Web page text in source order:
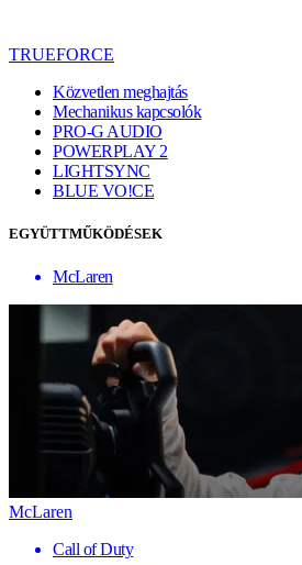
TRUEFORCE
Közvetlen meghajtás
Mechanikus kapcsolók
PRO-G AUDIO
POWERPLAY 2
LIGHTSYNC
BLUE VO!CE
EGYÜTTMŰKÖDÉSEK
McLaren
McLaren
Call of Duty